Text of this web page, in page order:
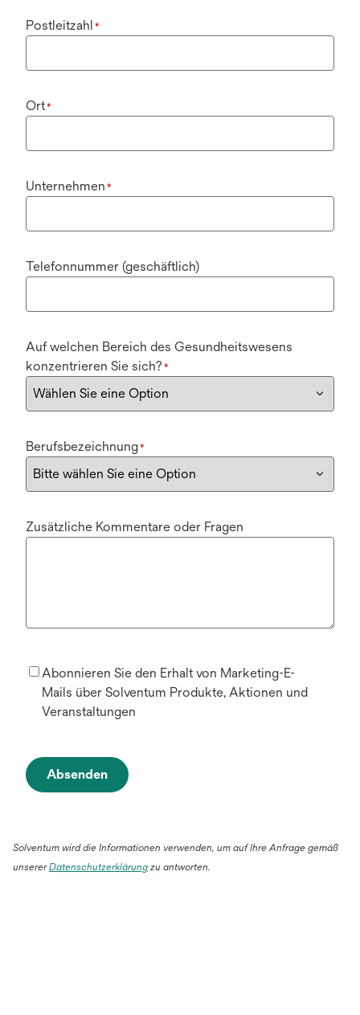
Postleitzahl *
Ort*
Unternehmen *
Telefonnummer (geschäftlich)
Auf welchen Bereich des Gesundheitswesens
konzentrieren Sie sich? *
Berufsbezeichnung*
Zusätzliche Kommentare oder Fragen
Abonnieren Sie den Erhalt von Marketing-E-
Mails über Solventum Produkte, Aktionen und
Veranstaltungen
Absenden
Solventum wird die Informationen verwenden, um auf Ihre Anfrage gemäß
unsererDatenschutzerklärung zu antworten.